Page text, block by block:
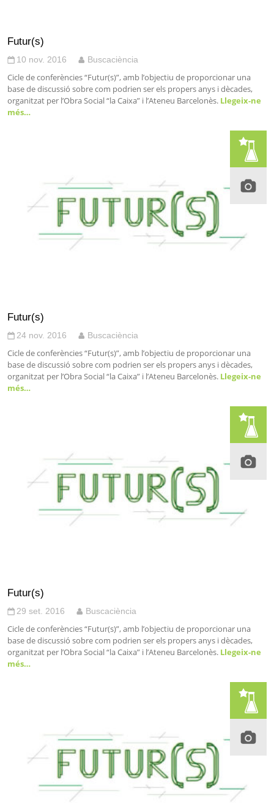
Futur(s)
10 nov. 2016 Buscaciència
Cicle de conferències “Futur(s)”, amb l’objectiu de proporcionar una
base de discussió sobre com podrien ser els propers anys i dècades,
organitzat per l’Obra Social “la Caixa” i l’Ateneu Barcelonès. Llegeix-ne
més…
Futur(s)
24 nov. 2016 Buscaciència
Cicle de conferències “Futur(s)”, amb l’objectiu de proporcionar una
base de discussió sobre com podrien ser els propers anys i dècades,
organitzat per l’Obra Social “la Caixa” i l’Ateneu Barcelonès. Llegeix-ne
més…
Futur(s)
29 set. 2016 Buscaciència
Cicle de conferències “Futur(s)”, amb l’objectiu de proporcionar una
base de discussió sobre com podrien ser els propers anys i dècades,
organitzat per l’Obra Social “la Caixa” i l’Ateneu Barcelonès. Llegeix-ne
més…